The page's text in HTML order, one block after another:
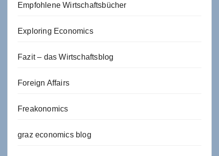
Empfohlene Wirtschaftsbücher
Exploring Economics
Fazit – das Wirtschaftsblog
Foreign Affairs
Freakonomics
graz economics blog